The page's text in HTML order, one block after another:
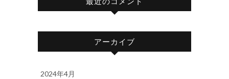
アーカイブ
2024年4月